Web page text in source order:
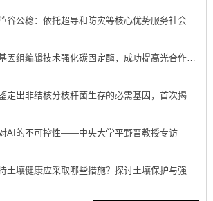
谷公稔：依托超导和防灾等核心优势服务社会
因组编辑技术强化碳固定酶，成功提高光合作用
定出非结核分枝杆菌生存的必需基因，首次揭示
对AI的不可控性——中央大学平野晋教授专访
土壤健康应采取哪些措施？探讨土壤保护与强化